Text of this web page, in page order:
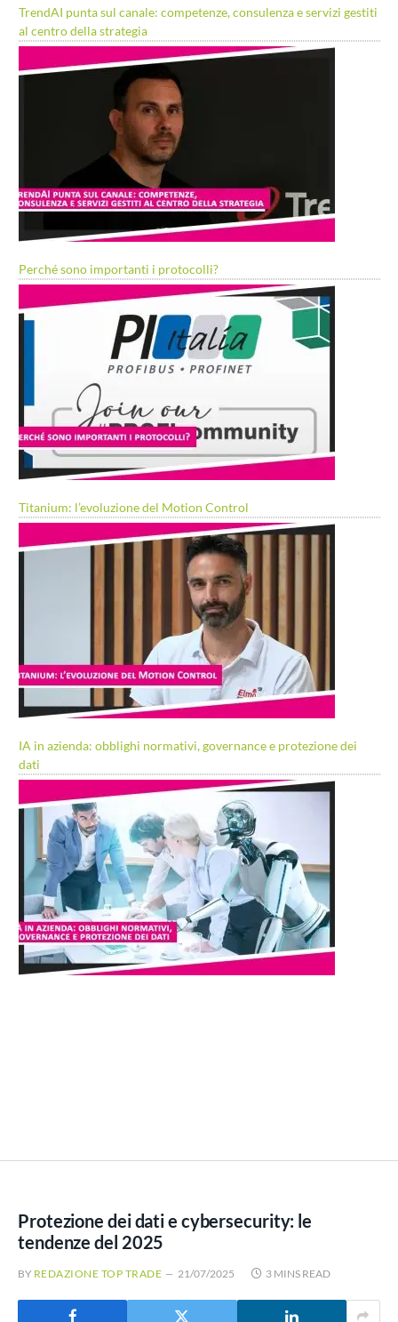
TrendAI punta sul canale: competenze, consulenza e servizi gestiti
al centro della strategia
Perché sono importanti i protocolli?
Titanium: l’evoluzione del Motion Control
IA in azienda: obblighi normativi, governance e protezione dei
dati
Protezione dei dati e cybersecurity: le
tendenze del 2025
BY REDAZIONE TOP TRADE 21/07/2025 3 MINS READ